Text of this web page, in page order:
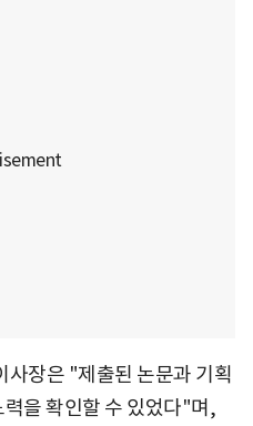
사장은 "제출된 논문과 기획
을 확인할 수 있었다"며,